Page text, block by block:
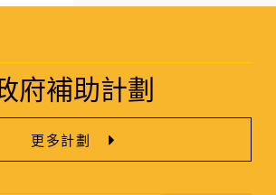
府補助計劃
更多計劃